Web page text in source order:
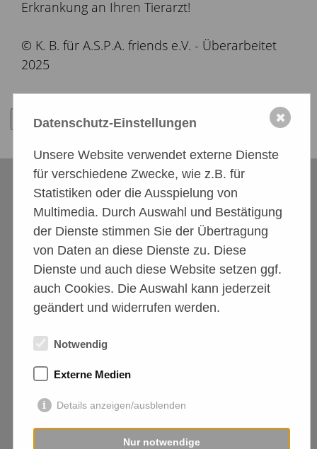
Erkrankung an Ihren Tierarzt!
© K. B. für A.S.P.A. friends e.V. - Überarbeitet
2025
Zurück
Tierschutzförderverein
A.S.P.A. friends e.V.
mit Erlaubnis nach §11 Tierschutzgesetz.
Datenschutz-Einstellungen
Unsere Website verwendet externe Dienste
für verschiedene Zwecke, wie z.B. für
Statistiken oder die Ausspielung von
Multimedia. Durch Auswahl und Bestätigung
der Dienste stimmen Sie der Übertragung
von Daten an diese Dienste zu. Diese
Dienste und auch diese Website setzen ggf.
auch Cookies. Die Auswahl kann jederzeit
geändert und widerrufen werden.
Notwendig
Externe Medien
Details anzeigen/ausblenden
Nur notwendige
✖